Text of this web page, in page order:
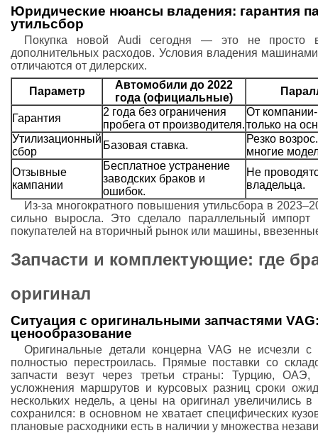
Юридические нюансы владения: гарантия
утильсбор
Покупка новой Audi сегодня — это не просто
дополнительных расходов. Условия владения
отличаются от дилерских.
Параметр
Автомобили до 2022
года (официальные)
Гарантия
2 года без ограничения
пробега от производителя.
От
только на
Утилизационный
сбор
Базовая ставка.
Резко
многие
Отзывные
кампании
Бесплатное устранение
заводских браков и
ошибок.
Не
владельца.
Из-за многократного повышения утильсбора в
сильно выросла. Это сделало параллельный
покупателей на вторичный рынок или машины,
Запчасти и комплектующие: где
оригинал
Ситуация с оригинальными запчастями
ценообразование
Оригинальные детали концерна VAG не исчезли с
полностью перестроилась. Прямые поставки со
запчасти везут через третьи страны: Турцию, ОАЭ,
усложнения маршрутов и курсовых разниц сроки
нескольких недель, а цены на оригинал увеличились
сохранился: в основном не хватает специфических
плановые расходники есть в наличии у множества